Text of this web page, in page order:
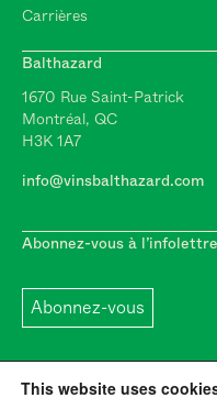
Carrières
Balthazard
1670 Rue Saint-Patrick
Montréal, QC
H3K 1A7
info@vinsbalthazard.com
Abonnez-vous à l’infolettre
Abonnez-vous
This website uses